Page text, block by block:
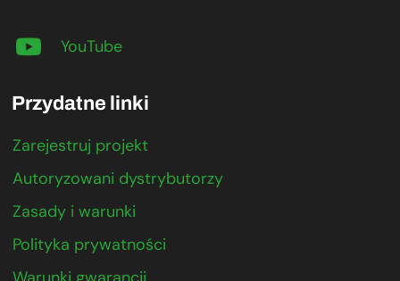
YouTube
Przydatne linki
Zarejestruj projekt
Autoryzowani dystrybutorzy
Zasady i warunki
Polityka prywatności